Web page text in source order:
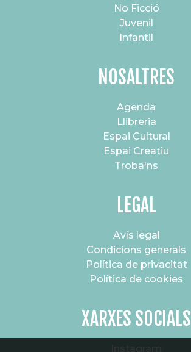
No Ficció
Juvenil
Infantil
NOSALTRES
Agenda
Llibreria
Espai Cultural
Espai Creatiu
Troba'ns
LEGAL
Avís legal
Condicions generals
Política de privacitat
Política de cookies
XARXES SOCIALS